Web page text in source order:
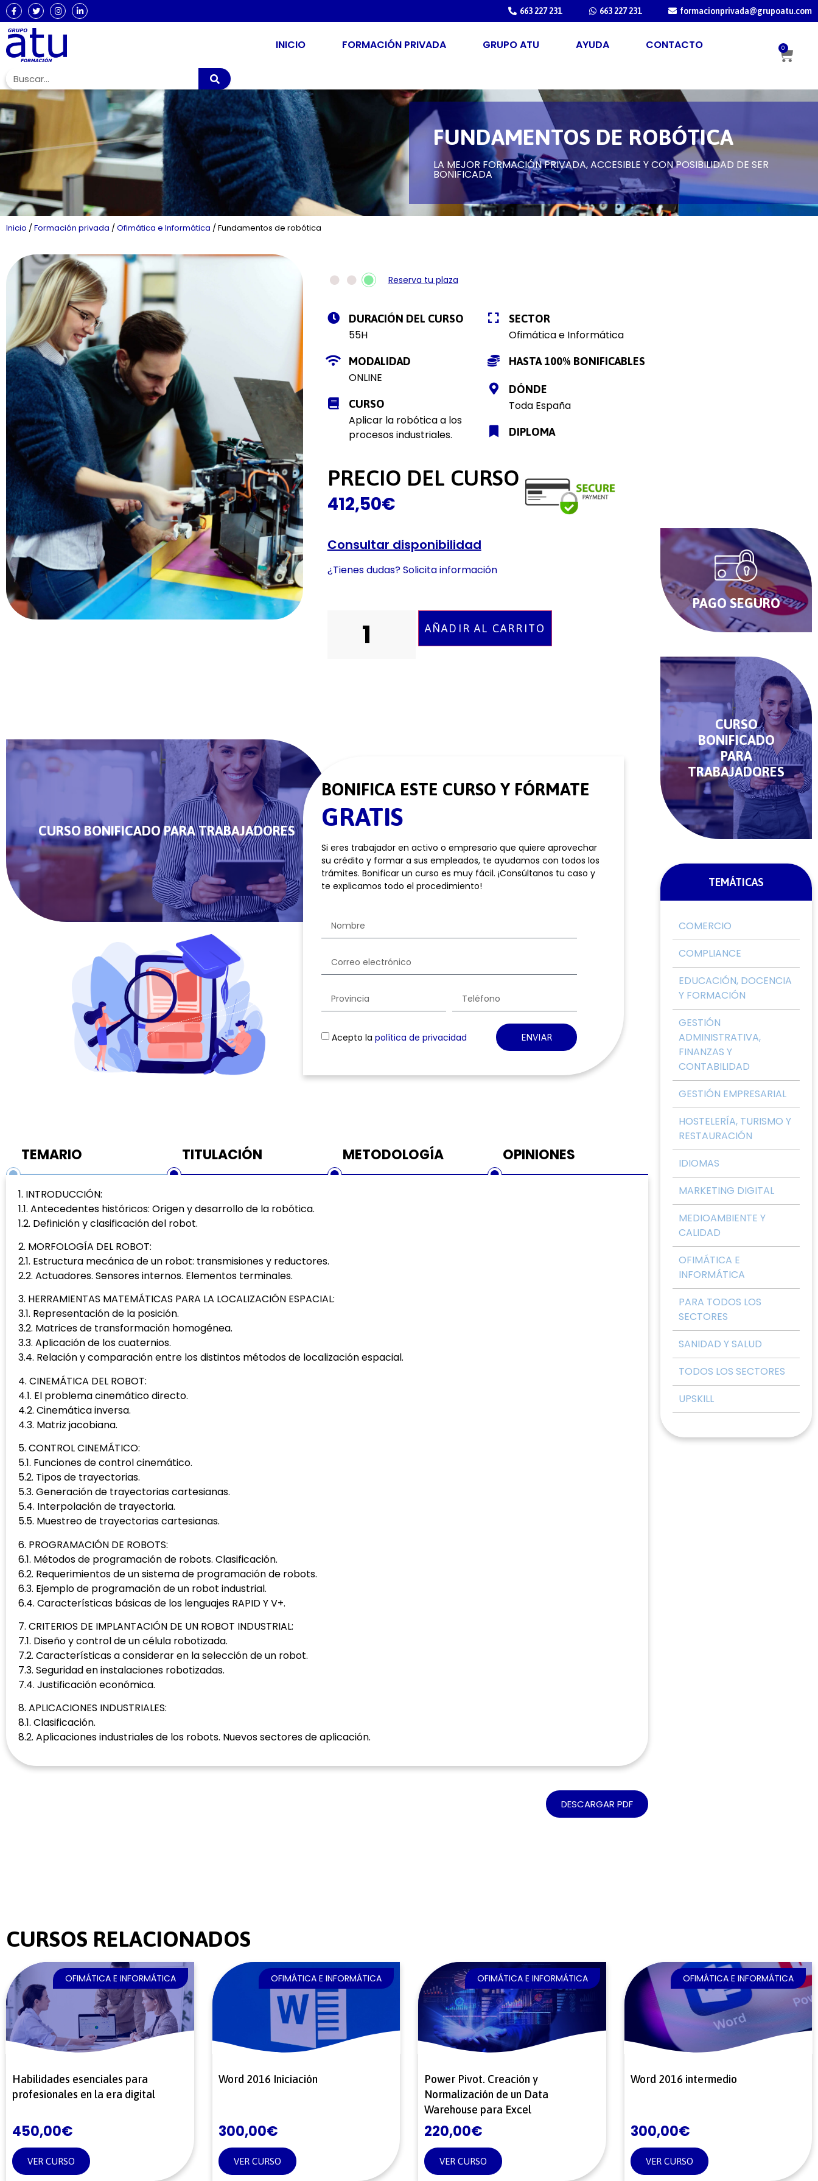
663 227 231 663 227 231 formacionprivada@grupoatu.com
INICIO FORMACIÓN PRIVADA GRUPO ATU AYUDA CONTACTO 0
FUNDAMENTOS DE ROBÓTICA
LA MEJOR FORMACIÓN PRIVADA, ACCESIBLE Y CON POSIBILIDAD DE SER
BONIFICADA
Inicio /Formación privada /Ofimática e Informática /Fundamentos de robótica
Reserva tu plaza
DURACIÓN DEL CURSO
55H
MODALIDAD
ONLINE
CURSO
Aplicar la robótica a los
procesos industriales.
SECTOR
Ofimática e Informática
HASTA 100% BONIFICABLES
DÓNDE
Toda España
DIPLOMA
PRECIO DEL CURSO
412,50€
Consultar disponibilidad
¿Tienes dudas? Solicita información
AÑADIR AL CARRITO
CURSO BONIFICADO PARA TRABAJADORES
BONIFICA ESTE CURSO Y FÓRMATE
GRATIS
Si eres trabajador en activo o empresario que quiere aprovechar
su crédito y formar a sus empleados, te ayudamos con todos los
trámites. Bonificar un curso es muy fácil. ¡Consúltanos tu caso y
te explicamos todo el procedimiento!
Acepto la política de privacidad ENVIAR
TEMARIO TITULACIÓN METODOLOGÍA OPINIONES
1. INTRODUCCIÓN:
1.1. Antecedentes históricos: Origen y desarrollo de la robótica.
1.2. Definición y clasificación del robot.
2. MORFOLOGÍA DEL ROBOT:
2.1. Estructura mecánica de un robot: transmisiones y reductores.
2.2. Actuadores. Sensores internos. Elementos terminales.
3. HERRAMIENTAS MATEMÁTICAS PARA LA LOCALIZACIÓN ESPACIAL:
3.1. Representación de la posición.
3.2. Matrices de transformación homogénea.
3.3. Aplicación de los cuaternios.
3.4. Relación y comparación entre los distintos métodos de localización espacial.
4. CINEMÁTICA DEL ROBOT:
4.1. El problema cinemático directo.
4.2. Cinemática inversa.
4.3. Matriz jacobiana.
5. CONTROL CINEMÁTICO:
5.1. Funciones de control cinemático.
5.2. Tipos de trayectorias.
5.3. Generación de trayectorias cartesianas.
5.4. Interpolación de trayectoria.
5.5. Muestreo de trayectorias cartesianas.
6. PROGRAMACIÓN DE ROBOTS:
6.1. Métodos de programación de robots. Clasificación.
6.2. Requerimientos de un sistema de programación de robots.
6.3. Ejemplo de programación de un robot industrial.
6.4. Características básicas de los lenguajes RAPID Y V+.
7. CRITERIOS DE IMPLANTACIÓN DE UN ROBOT INDUSTRIAL:
7.1. Diseño y control de un célula robotizada.
7.2. Características a considerar en la selección de un robot.
7.3. Seguridad en instalaciones robotizadas.
7.4. Justificación económica.
8. APLICACIONES INDUSTRIALES:
8.1. Clasificación.
8.2. Aplicaciones industriales de los robots. Nuevos sectores de aplicación.
DESCARGAR PDF
PAGO SEGURO
CURSO
BONIFICADO
PARA
TRABAJADORES
TEMÁTICAS
COMERCIO
COMPLIANCE
EDUCACIÓN, DOCENCIA
Y FORMACIÓN
GESTIÓN
ADMINISTRATIVA,
FINANZAS Y
CONTABILIDAD
GESTIÓN EMPRESARIAL
HOSTELERÍA, TURISMO Y
RESTAURACIÓN
IDIOMAS
MARKETING DIGITAL
MEDIOAMBIENTE Y
CALIDAD
OFIMÁTICA E
INFORMÁTICA
PARA TODOS LOS
SECTORES
SANIDAD Y SALUD
TODOS LOS SECTORES
UPSKILL
CURSOS RELACIONADOS
OFIMÁTICA E INFORMÁTICA
Habilidades esenciales para
profesionales en la era digital
450,00€
VER CURSO
OFIMÁTICA E INFORMÁTICA
Word 2016 Iniciación
300,00€
VER CURSO
OFIMÁTICA E INFORMÁTICA
Power Pivot. Creación y
Normalización de un Data
Warehouse para Excel
220,00€
VER CURSO
OFIMÁTICA E INFORMÁTICA
Word 2016 intermedio
300,00€
VER CURSO